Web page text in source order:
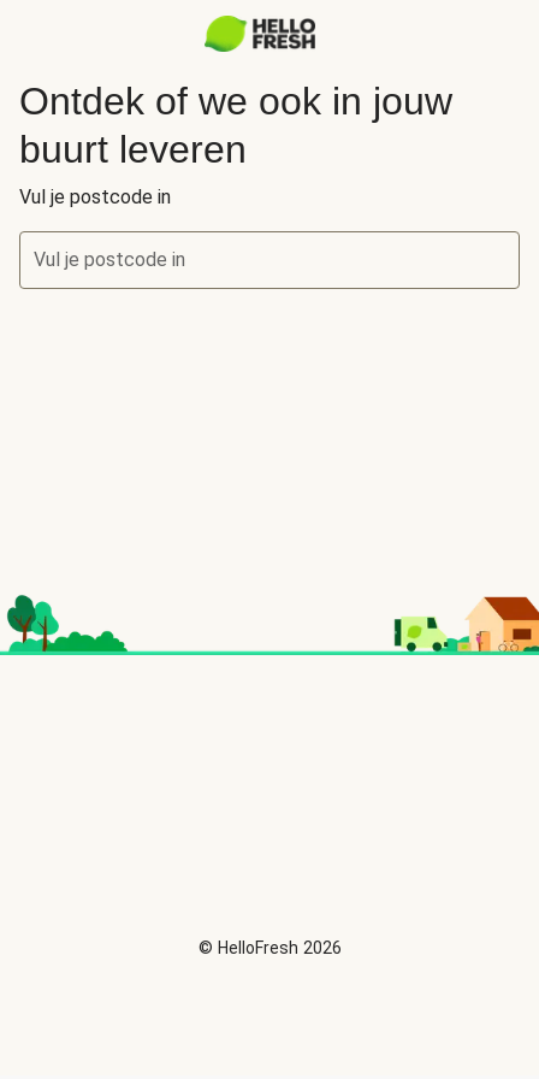
Ontdek of we ook in jouw
buurt leveren
Vul je postcode in
Vul je postcode in
© HelloFresh 2026